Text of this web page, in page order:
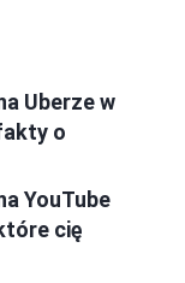
Uberze w
o
YouTube
cię